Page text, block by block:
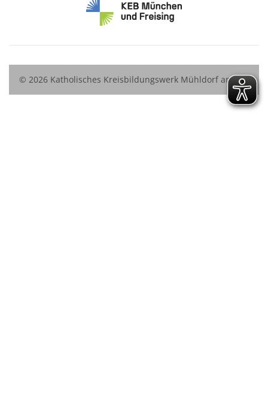
© 2026 Katholisches Kreisbildungswerk Mühldorf am Inn